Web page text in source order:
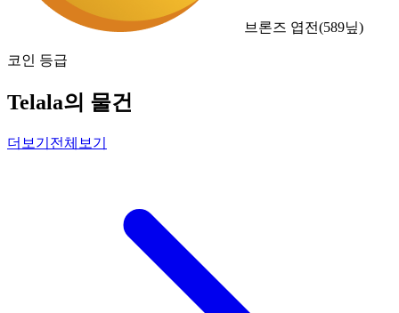
브론즈 엽전(589닢)
코인 등급
Telala의 물건
더보기 전체보기